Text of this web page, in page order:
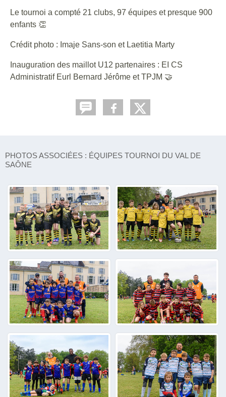
Le tournoi a compté 21 clubs, 97 équipes et presque 900
enfants 👏
Crédit photo : Imaje Sans-son et Laetitia Marty
Inauguration des maillot U12 partenaires : EI CS
Administratif Eurl Bernard Jérôme et TPJM 🤝
PHOTOS ASSOCIÉES : ÉQUIPES TOURNOI DU VAL DE
SAÔNE